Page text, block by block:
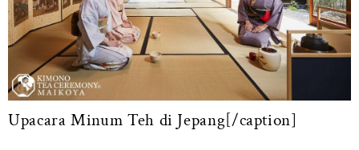
Upacara Minum Teh di Jepang[/caption]